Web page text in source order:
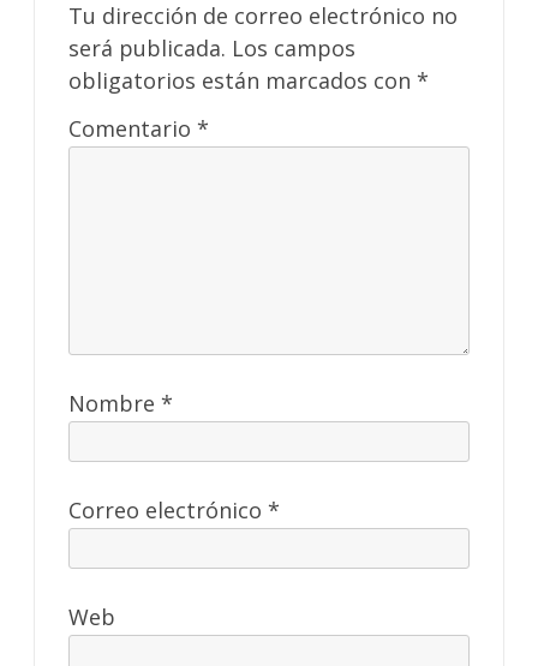
Tu dirección de correo electrónico no
será publicada. Los campos
obligatorios están marcados con *
Comentario *
Nombre *
Correo electrónico *
Web